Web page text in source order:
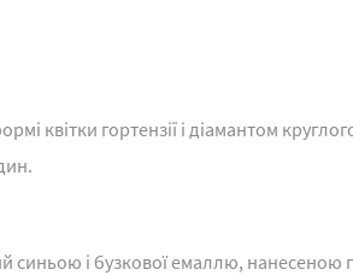
квітки гортензії і діамантом
і бузкової емаллю, нанесеною